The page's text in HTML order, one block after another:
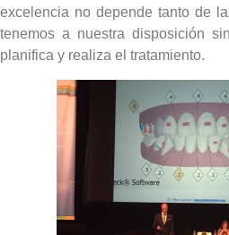
excelencia no depende tanto de
tenemos a nuestra disposición
planifica y realiza el tratamiento.